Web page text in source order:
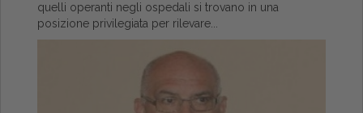
quelli operanti negli ospedali si trovano in una
posizione privilegiata per rilevare...